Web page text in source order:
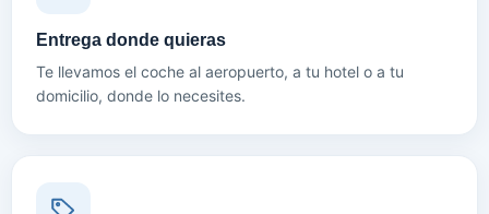
Entrega donde quieras
Te llevamos el coche al aeropuerto, a tu hotel o a tu
domicilio, donde lo necesites.